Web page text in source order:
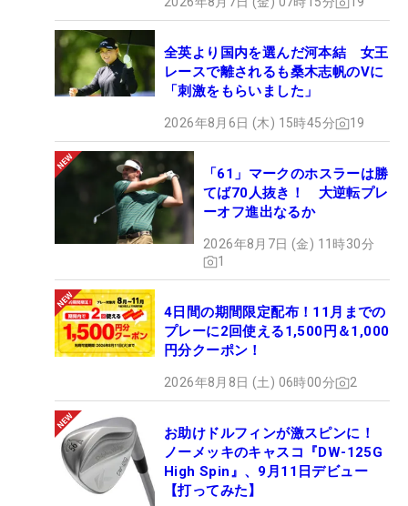
全英より国内を選んだ河本結 女王
レースで離されるも桑木志帆のVに
「刺激をもらいました」
2026年8月6日 (木) 15時45分 19
「61」マークのホスラーは勝
てば70人抜き！ 大逆転プレ
ーオフ進出なるか
2026年8月7日 (金) 11時30分
1
4日間の期間限定配布！11月までの
プレーに2回使える1,500円＆1,000
円分クーポン！
2026年8月8日 (土) 06時00分 2
お助けドルフィンが激スピンに！
ノーメッキのキャスコ『DW-125G
High Spin』、9月11日デビュー
【打ってみた】